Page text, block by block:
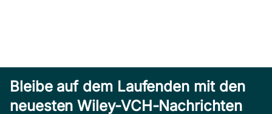
Bleibe auf dem Laufenden mit den
neuesten Wiley-VCH-Nachrichten